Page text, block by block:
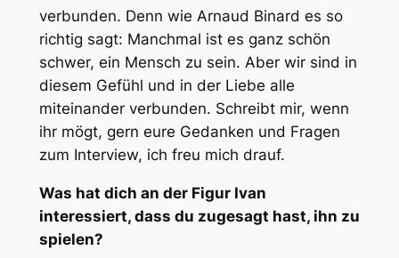
verbunden. Denn wie Arnaud Binard es so
richtig sagt: Manchmal ist es ganz schön
schwer, ein Mensch zu sein. Aber wir sind in
diesem Gefühl und in der Liebe alle
miteinander verbunden. Schreibt mir, wenn
ihr mögt, gern eure Gedanken und Fragen
zum Interview, ich freu mich drauf.
Was hat dich an der Figur Ivan
interessiert, dass du zugesagt hast, ihn zu
spielen?